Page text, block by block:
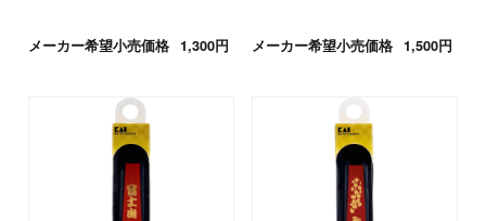
メーカー希望小売価格 1,300円 メーカー希望小売価格 1,500円